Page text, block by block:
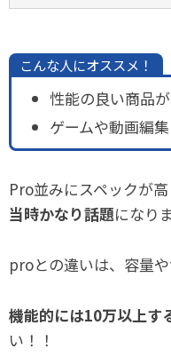
こんな人にオススメ！
性能の良い商品
ゲームや動画編
Pro並みにスペックが
当時かなり話題になり
proとの違いは、容量や
機能的には10万以上
い！！